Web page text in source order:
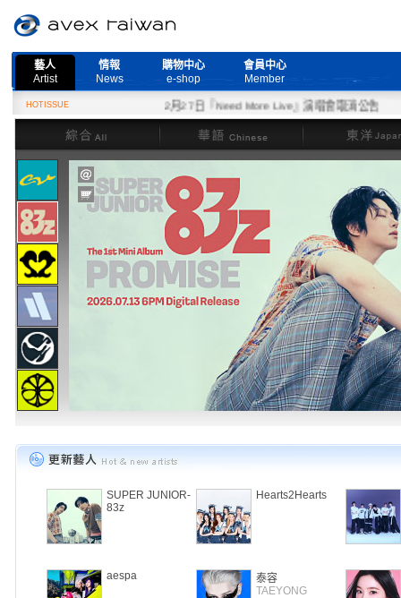
藝人
Artist
情報
News
購物中心
e-shop
會員中心
Member
HOTISSUE
2月27日『Need More Live』演唱會取消公告
綜合
華語 東洋
SUPER JUNIOR-
83z
Hearts2Hearts
aespa
泰容
TAEYONG